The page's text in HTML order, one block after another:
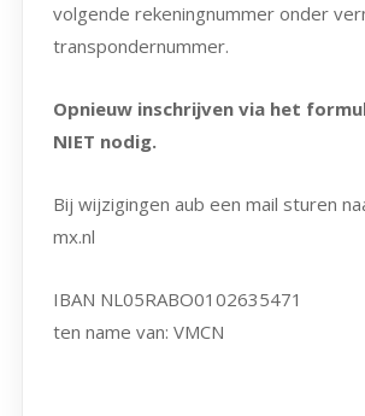
volgende rekeningnummer onder
transpondernummer.
Opnieuw inschrijven via het
NIET nodig.
Bij wijzigingen aub een mail sturen
mx.nl
IBAN NL05RABO0102635471
ten name van: VMCN